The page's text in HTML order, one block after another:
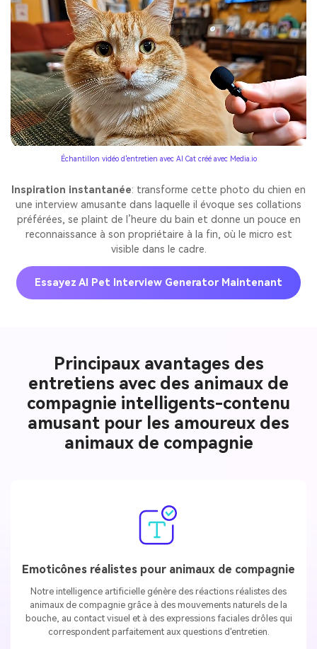
Échantillon vidéo d'entretien avec AI Cat créé avec Media.io
Inspiration instantanée: transforme cette photo du chien en
une interview amusante dans laquelle il évoque ses collations
préférées, se plaint de l’heure du bain et donne un pouce en
reconnaissance à son propriétaire à la fin, où le micro est
visible dans le cadre.
Essayez AI Pet Interview Generator Maintenant
Principaux avantages des
entretiens avec des animaux de
compagnie intelligents-contenu
amusant pour les amoureux des
animaux de compagnie
Emoticônes réalistes pour animaux de compagnie
Notre intelligence artificielle génère des réactions réalistes des
animaux de compagnie grâce à des mouvements naturels de la
bouche, au contact visuel et à des expressions faciales drôles qui
correspondent parfaitement aux questions d'entretien.